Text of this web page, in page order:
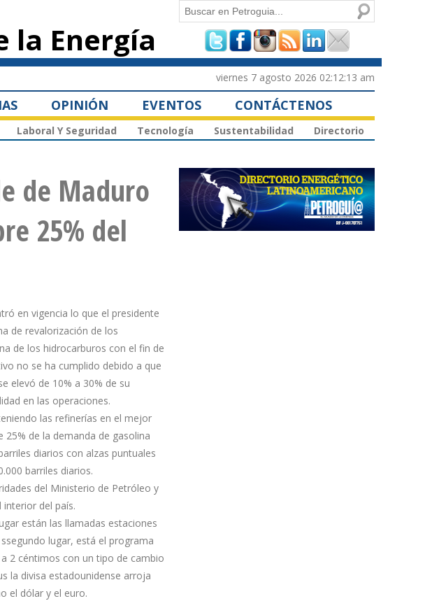
la Energía
Formulario de
búsqueda
Buscar
viernes 7 agosto 2026 02:12:13 am
OPINIÓN EVENTOS CONTÁCTENOS
Laboral Y Seguridad Tecnología Sustentabilidad Directorio
de Maduro
25% del
en vigencia lo que el presidente
de revalorización de los
de los hidrocarburos con el fin de
no se ha cumplido debido a que
elevó de 10% a 30% de su
en las operaciones.
las refinerías en el mejor
de la demanda de gasolina
diarios con alzas puntuales
barriles diarios.
del Ministerio de Petróleo y
del país.
están las llamadas estaciones
lugar, está el programa
2 céntimos con un tipo de cambio
la divisa estadounidense arroja
el dólar y el euro.